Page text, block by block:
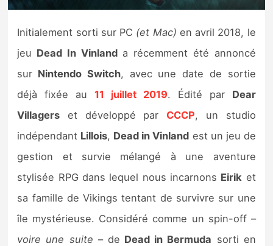
Tests de jeux
Tests d’accessoires
Autres tests
Previews
Précommandes
Précommandes jeux Switch 2
Sorties de jeux
Initialement sorti sur PC (et Mac) en avril 2018, le
jeu Dead In Vinlanda récemment été annoncé
sur Nintendo Switch, avec une date de sortie
déjà fixée au11 juillet 2019. Édité par Dear
Villagers et développé par CCCP, un studio
indépendant Lillois, Dead in Vinland est un jeu de
gestion et survie mélangé à une aventure
stylisée RPG dans lequel nous incarnons Eirik et
sa famille de Vikings tentant de survivre sur une
île mystérieuse. Considéré comme un spin-off –
voire une suite – de Dead in Bermuda sorti en